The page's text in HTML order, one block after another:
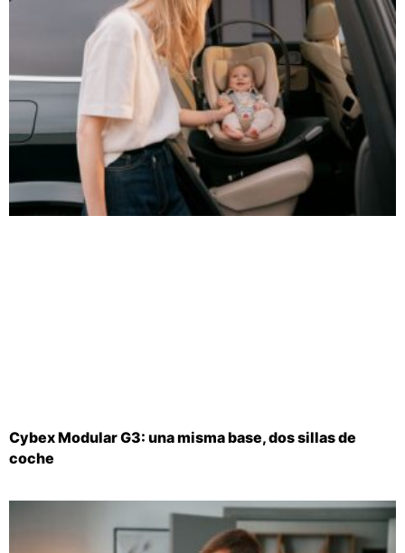
Cybex Modular G3: una misma base, dos sillas de
coche